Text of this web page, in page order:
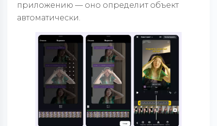
приложению — оно определит объект
автоматически.